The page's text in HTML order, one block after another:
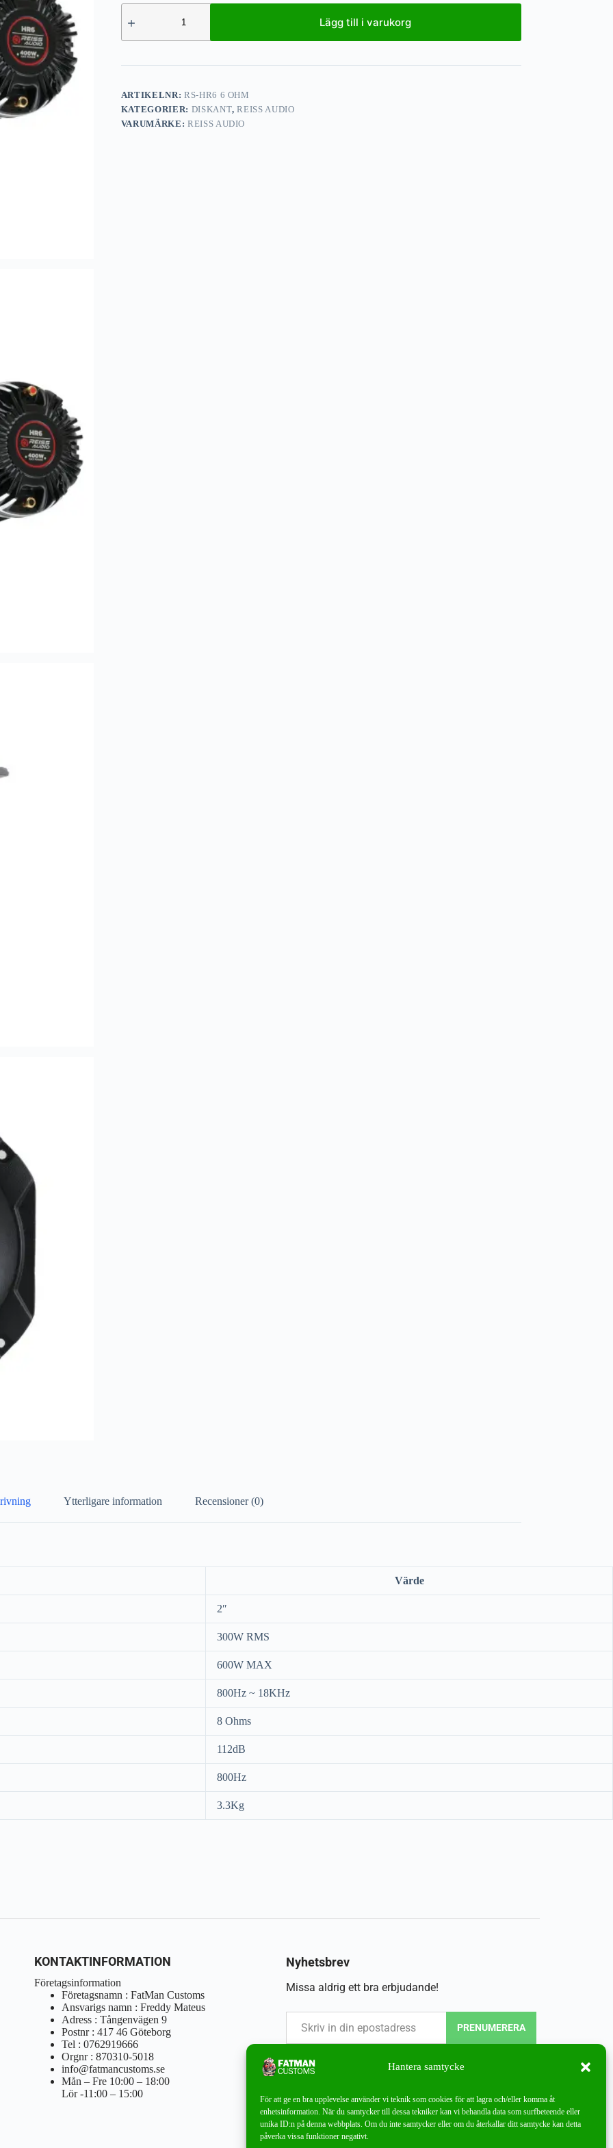
Hantera samtycke
För att ge en bra upplevelse använder vi teknik som cookies för att lagra och/eller komma åt
enhetsinformation. När du samtycker till dessa tekniker kan vi behandla data som surfbeteende eller
unika ID:n på denna webbplats. Om du inte samtycker eller om du återkallar ditt samtycke kan detta
påverka vissa funktioner negativt.
Lägg till i varukorg
ARTIKELNR: RS-HR6 6 OHM
KATEGORIER: DISKANT,REISS AUDIO
VARUMÄRKE: REISS AUDIO
Ytterligare information Recensioner (0)
Värde
2″
300W RMS
600W MAX
800Hz ~ 18KHz
8 Ohms
112dB
800Hz
3.3Kg
KONTAKTINFORMATION
Företagsinformation
Företagsnamn : FatMan Customs
Ansvarigs namn : Freddy Mateus
Adress : Tångenvägen 9
Postnr : 417 46 Göteborg
Tel : 0762919666
Orgnr : 870310-5018
info@fatmancustoms.se
Mån – Fre 10:00 – 18:00
Lör -11:00 – 15:00
Nyhetsbrev
Missa aldrig ett bra erbjudande!
PRENUMERERA